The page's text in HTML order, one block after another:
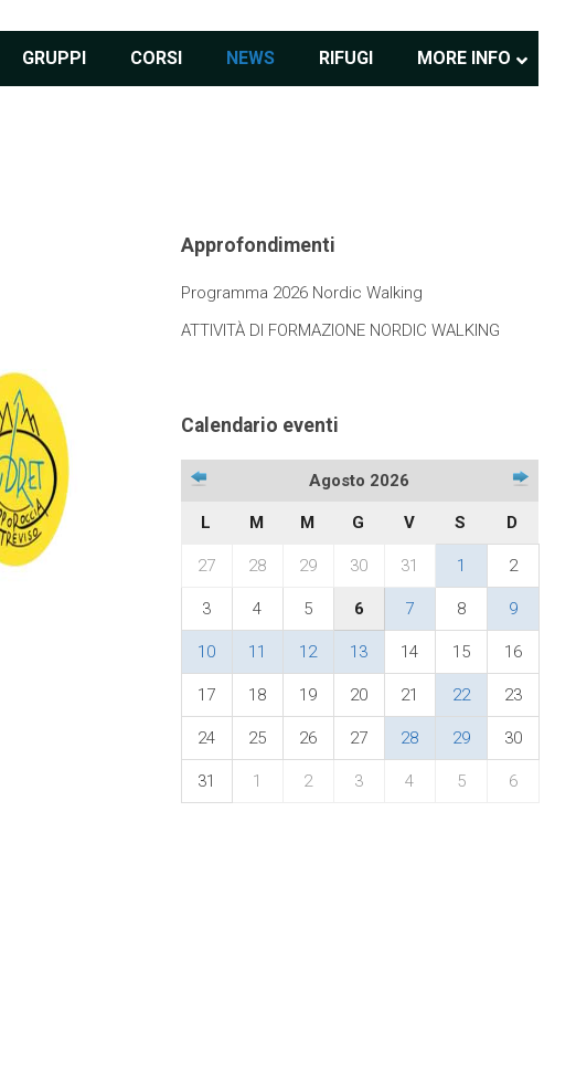
GRUPPI CORSI NEWS RIFUGI MORE INFO
Approfondimenti
Programma 2026 Nordic Walking
ATTIVITÀ DI FORMAZIONE NORDIC WALKING
Calendario eventi
Agosto 2026
L M M G V S D
27 28 29 30 31 1 2
3 4 5 6 7 8 9
10 11 12 13 14 15 16
17 18 19 20 21 22 23
24 25 26 27 28 29 30
31 1 2 3 4 5 6